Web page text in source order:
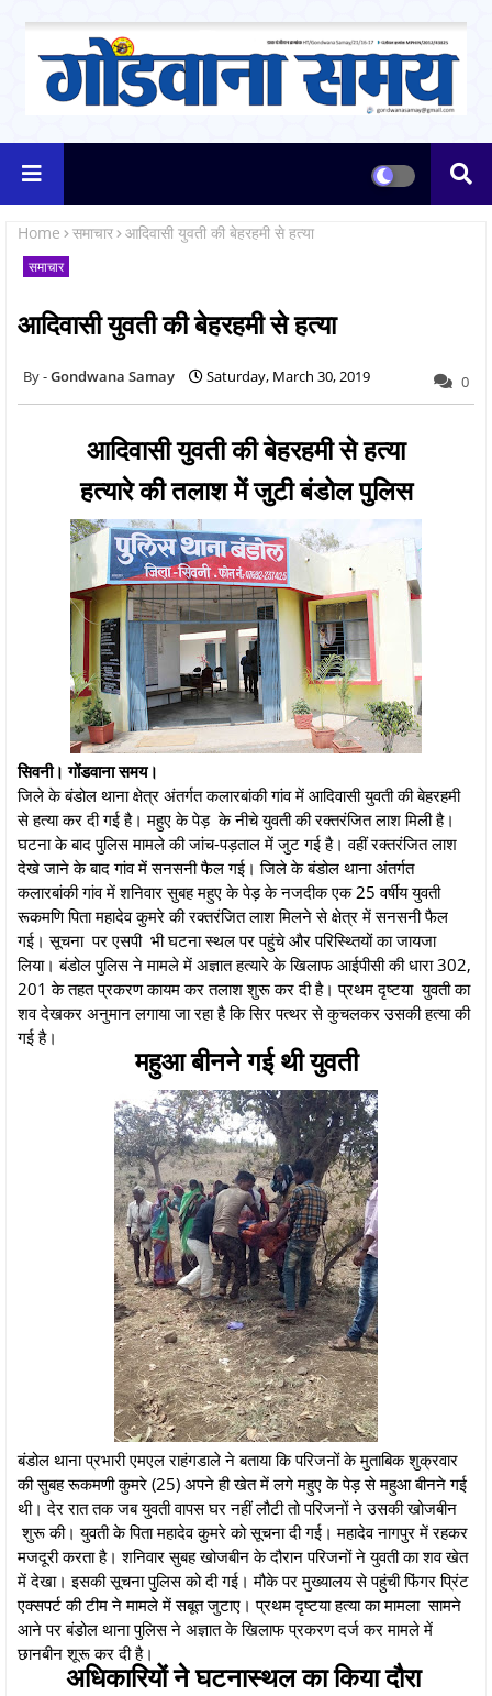
Home समाचार आदिवासी युवती की बेहरहमी से हत्या
समाचार
आदिवासी युवती की बेहरहमी से हत्या
Gondwana Samay Saturday, March 30, 2019 0
आदिवासी युवती की बेहरहमी से हत्या
हत्यारे की तलाश में जुटी बंडोल पुलिस
सिवनी। गोंडवाना समय।
जिले के बंडोल थाना क्षेत्र अंतर्गत कलारबांकी गांव में आदिवासी युवती की बेहरहमी
से हत्या कर दी गई है। महुए के पेड़ के नीचे युवती की रक्तरंजित लाश मिली है।
घटना के बाद पुलिस मामले की जांच-पड़ताल में जुट गई है। वहीं रक्तरंजित लाश
देखे जाने के बाद गांव में सनसनी फैल गई। जिले के बंडोल थाना अंतर्गत
कलारबांकी गांव में शनिवार सुबह महुए के पेड़ के नजदीक एक 25 वर्षीय युवती
रूकमणि पिता महादेव कुमरे की रक्तरंजित लाश मिलने से क्षेत्र में सनसनी फैल
गई। सूचना पर एसपी भी घटना स्थल पर पहुंचे और परिस्थ्तियों का जायजा
लिया। बंडोल पुलिस ने मामले में अज्ञात हत्यारे के खिलाफ आईपीसी की धारा 302,
201 के तहत प्रकरण कायम कर तलाश शुरू कर दी है। प्रथम दृष्टया युवती का
शव देखकर अनुमान लगाया जा रहा है कि सिर पत्थर से कुचलकर उसकी हत्या की
गई है।
महुआ बीनने गई थी युवती
बंडोल थाना प्रभारी एमएल राहंगडाले ने बताया कि परिजनों के मुताबिक शुक्रवार
की सुबह रूकमणी कुमरे (25) अपने ही खेत में लगे महुए के पेड़ से महुआ बीनने गई
थी। देर रात तक जब युवती वापस घर नहीं लौटी तो परिजनों ने उसकी खोजबीन
शुरू की। युवती के पिता महादेव कुमरे को सूचना दी गई। महादेव नागपुर में रहकर
मजदूरी करता है। शनिवार सुबह खोजबीन के दौरान परिजनों ने युवती का शव खेत
में देखा। इसकी सूचना पुलिस को दी गई। मौके पर मुख्यालय से पहुंची फिंगर प्रिंट
एक्सपर्ट की टीम ने मामले में सबूत जुटाए। प्रथम दृष्टया हत्या का मामला सामने
आने पर बंडोल थाना पुलिस ने अज्ञात के खिलाफ प्रकरण दर्ज कर मामले में
छानबीन शूरू कर दी है।
अधिकारियों ने घटनास्थल का किया दौरा